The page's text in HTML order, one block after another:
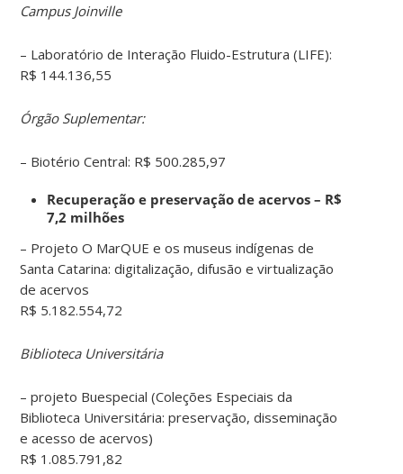
Campus Joinville
– Laboratório de Interação Fluido-Estrutura (LIFE):
R$ 144.136,55
Órgão Suplementar:
– Biotério Central: R$ 500.285,97
Recuperação e preservação de acervos – R$
7,2 milhões
– Projeto O MarQUE e os museus indígenas de
Santa Catarina: digitalização, difusão e virtualização
de acervos
R$ 5.182.554,72
Biblioteca Universitária
– projeto Buespecial (Coleções Especiais da
Biblioteca Universitária: preservação, disseminação
e acesso de acervos)
R$ 1.085.791,82